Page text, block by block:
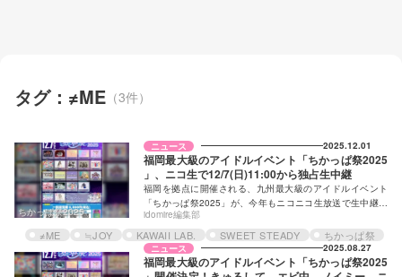
タグ：≠ME （3件）
ちかっぱ祭2025
ニュース 2025.12.01
福岡最大級のアイドルイベント「ちかっぱ祭2025
」、ニコ生で12/7(日)11:00から独占生中継
福岡を拠点に開催される、九州最大級のアイドルイベント
「ちかっぱ祭2025」が、今年もニコニコ生放送で生中継さ
れる事が決定！初年度の会場であったマリンメッセ福岡B館
に会場を移し、過去最大規模での開催となる。 毎回、全国
から人気アイドルグループが集結し、博多の地で熱い競演を
繰り広げる「ちかっぱ祭」は、今年で4回目を迎える超人気
イベント。「ちかっぱ祭2025」の出演者は、私立恵比寿中
idomire編集部
≠ME ≒JOY KAWAII LAB. SWEET STEADY ちかっぱ祭
ニュース 2025.08.27
福岡最大級のアイドルイベント「ちかっぱ祭2025